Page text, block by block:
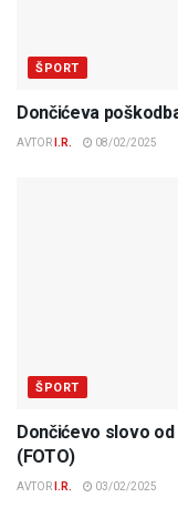
ŠPORT
Dončićeva
AVTOR I.R. 08/02/2025
ŠPORT
Dončićevo slovo
(FOTO)
AVTOR I.R. 03/02/2025